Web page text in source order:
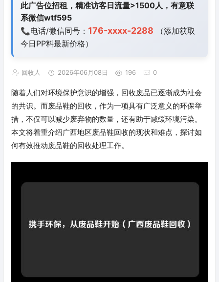
此广告位招租，精准访客日流量>1500人，有意联
系微信wtf595
📞电话/微信同号： 176-xxxx-2288 （添加获取
今日PP料最新价格）
回收人 2026年06月08日 196 0
随着人们对环境保护意识的增强，回收废品已逐渐成为社会
的共识。而废品鞋的回收，作为一项具有广泛意义的环保举
措，不仅可以减少废弃物的数量，还有助于减缓环境污染。
本文将着重介绍广西地区废品鞋回收的现状和难点，探讨如
何有效推动废品鞋的回收处理工作。